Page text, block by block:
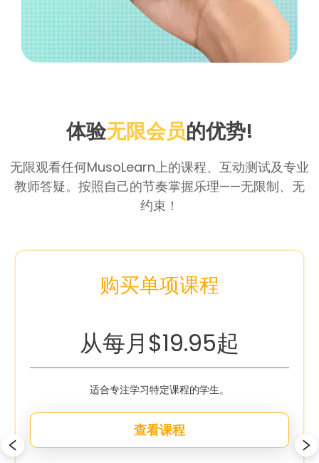
体验无限会员的优势!
无限观看任何MusoLearn上的课程、互动测试及专业
教师答疑。按照自己的节奏掌握乐理——无限制、无
约束！
购买单项课程
从每月$19.95起
适合专注学习特定课程的学生。
查看课程